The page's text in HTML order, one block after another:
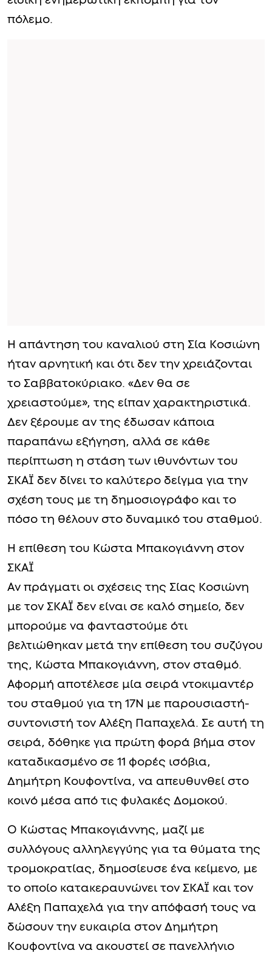
πόλεμο.
Η απάντηση του καναλιού στη Σία Κοσιώνη
ήταν αρνητική και ότι δεν την χρειάζονται
το Σαββατοκύριακο. «Δεν θα σε
χρειαστούμε», της είπαν χαρακτηριστικά.
Δεν ξέρουμε αν της έδωσαν κάποια
παραπάνω εξήγηση, αλλά σε κάθε
περίπτωση η στάση των ιθυνόντων του
ΣΚΑΪ δεν δίνει το καλύτερο δείγμα για την
σχέση τους με τη δημοσιογράφο και το
πόσο τη θέλουν στο δυναμικό του σταθμού.
Η επίθεση του Κώστα Μπακογιάννη στον
ΣΚΑΪ
Αν πράγματι οι σχέσεις της Σίας Κοσιώνη
με τον ΣΚΑΪ δεν είναι σε καλό σημείο, δεν
μπορούμε να φανταστούμε ότι
βελτιώθηκαν μετά την επίθεση του συζύγου
της, Κώστα Μπακογιάννη, στον σταθμό.
Αφορμή αποτέλεσε μία σειρά ντοκιμαντέρ
του σταθμού για τη 17Ν με παρουσιαστή-
συντονιστή τον Αλέξη Παπαχελά. Σε αυτή τη
σειρά, δόθηκε για πρώτη φορά βήμα στον
καταδικασμένο σε 11 φορές ισόβια,
Δημήτρη Κουφοντίνα, να απευθυνθεί στο
κοινό μέσα από τις φυλακές Δομοκού.
Ο Κώστας Μπακογιάννης, μαζί με
συλλόγους αλληλεγγύης για τα θύματα της
τρομοκρατίας, δημοσίευσε ένα κείμενο, με
το οποίο κατακεραυνώνει τον ΣΚΑΪ και τον
Αλέξη Παπαχελά για την απόφασή τους να
δώσουν την ευκαιρία στον Δημήτρη
Κουφοντίνα να ακουστεί σε πανελλήνιο